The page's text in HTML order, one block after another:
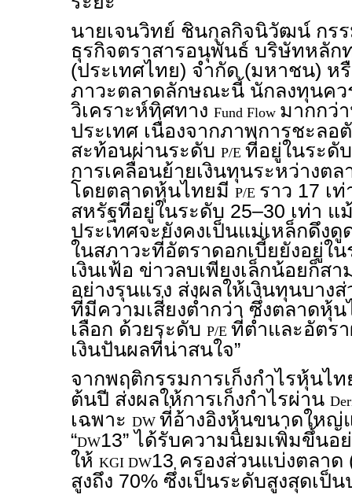
นายเจนวิทย์ ชินกุลกิจนิวัฒน์ กร
ธุรกิจตราสารอนุพันธ์ บริษัทหลัก
(ประเทศไทย) จำกัด (มหาชน) ห
ภาวะตลาดลักษณะนี้ นักลงทุนคว
วิเคราะห์ทิศทาง Fund Flow มากกว่
ประเทศ เนื่องจากภาพการชะลอ
สะท้อนผ่านระดับ P/E ที่อยู่ในระดั
การเคลื่อนย้ายเงินทุนระหว่างต
โดยตลาดหุ้นไทยมี P/E ราว 17 เ
สหรัฐที่อยู่ในระดับ 25–30 เท่า แ
ประเทศจะยังคงเป็นแม่เหล็กดึง
ในสภาวะที่อัตราดอกเบี้ยยังอยู่ใ
เงินเฟ้อ ข่าวลบเพียงเล็กน้อยก็ส
อย่างรุนแรง ส่งผลให้เงินทุนบาง
ที่มีความเสี่ยงต่ำกว่า ซึ่งตลาดหุ้
เลือก ด้วยระดับ P/E ที่ต่ำและอัตร
เงินปันผลที่น่าสนใจ”
จากพฤติกรรมการเก็งกำไรหุ้นไ
ต้นปี ส่งผลให้การเก็งกำไรผ่าน
เฉพาะ DW ที่อ้างอิงหุ้นขนาดใหญ่
“DW13” ได้รับความนิยมเพิ่มขึ้นอ
ให้ KGI DW13 ครองส่วนแบ่งตลาด
สูงถึง 70% ซึ่งเป็นระดับสูงสุดเป็